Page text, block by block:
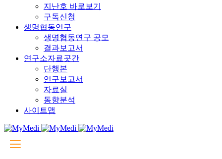
지난호 바로보기
구독신청
생명협동연구
생명협동연구 공모
결과보고서
연구소자료곳간
단행본
연구보고서
자료실
동향분석
사이트맵